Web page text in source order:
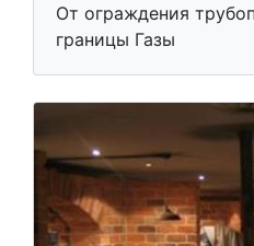
От ограждения
границы Газы